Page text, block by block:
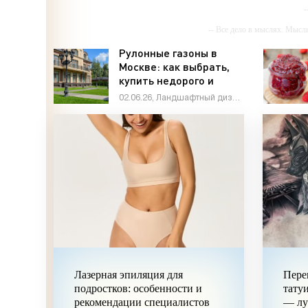
-- Все дело в мыслях.
--
-- Самое большое
-- Лучшее, что можно
Рулонные газоны в
Москве: как выбрать,
купить недорого и
получить идеальный
Лазерная эпиляция для
подростков: особенности и
рекомендации специалистов
—